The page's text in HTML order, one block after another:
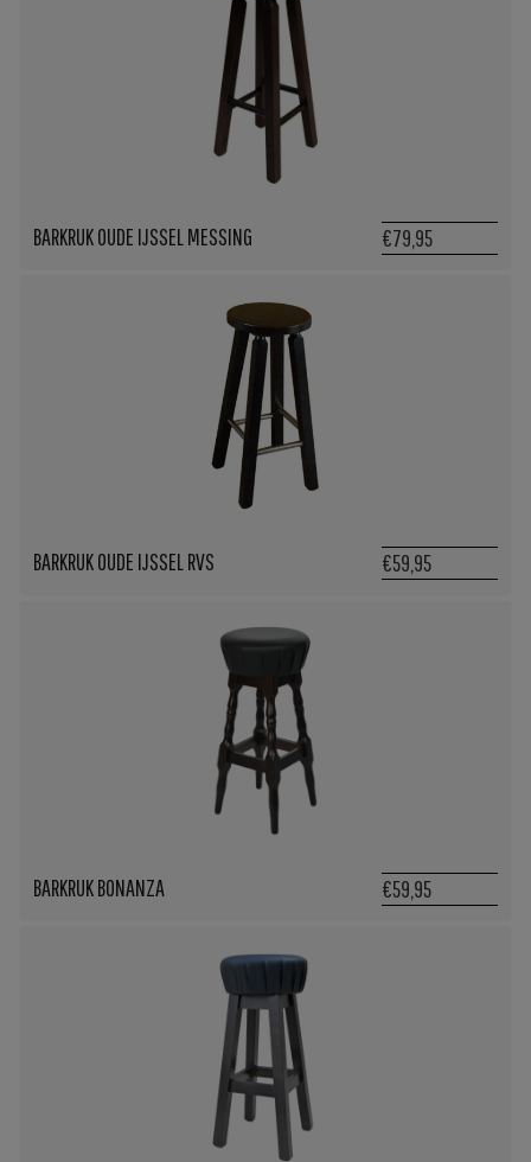
BARKRUK OUDE IJSSEL MESSING €79,95
BARKRUK OUDE IJSSEL RVS €59,95
BARKRUK BONANZA €59,95